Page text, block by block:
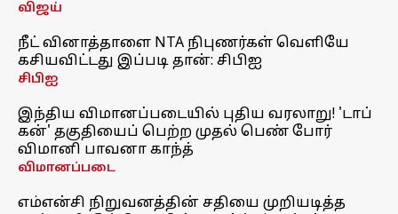
விஜய்
நீட் வினாத்தாளை NTA நிபுணர்கள் வெளியே
கசியவிட்டது இப்படி தான்: சிபிஐ
சிபிஐ
இந்திய விமானப்படையில் புதிய வரலாறு! 'டாப்
கன்' தகுதியைப் பெற்ற முதல் பெண் போர்
விமானி பாவனா காந்த்
விமானப்படை
எம்என்சி நிறுவனத்தின் சதியை முறியடித்த